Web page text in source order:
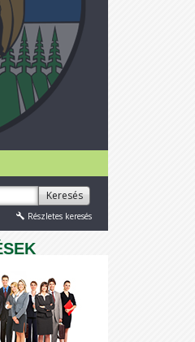
Keresés
Részletes keresés